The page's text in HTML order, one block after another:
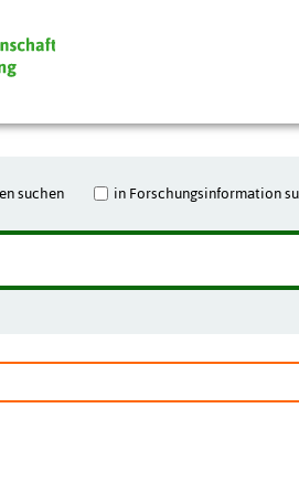
suchen in Forschungsinformation